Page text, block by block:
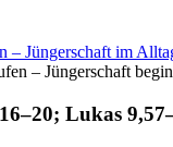
– Jüngerschaft im
– Jüngerschaft
Lukas